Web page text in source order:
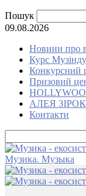
Пошук
09.08.2026
Новини про
Курс
Конкурсний
Призовий
АЛЕЯ ЗІРОК
Контакти
Музика. Музыка